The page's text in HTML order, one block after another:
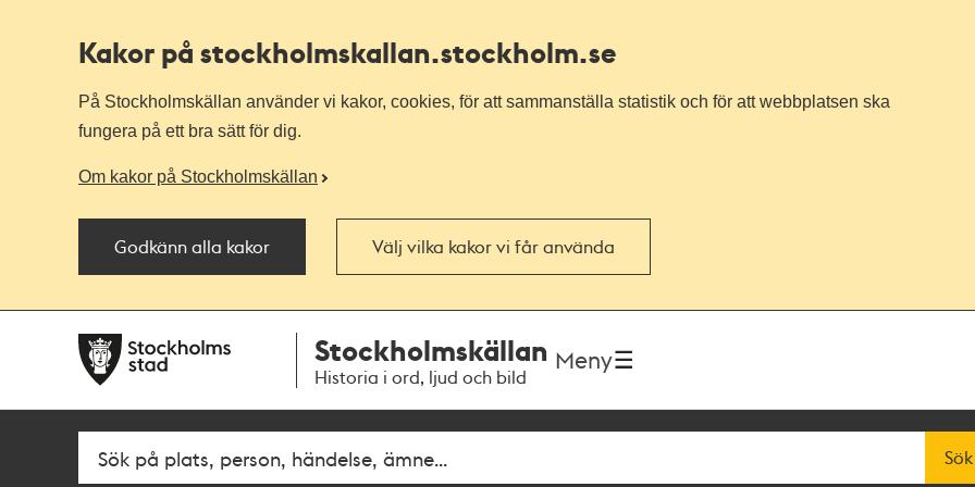
Kakor på stockholmskallan.stockholm.se
På Stockholmskällan använder vi kakor, cookies, för att sammanställa statistik och för att webbplatsen ska
fungera på ett bra sätt för dig.
Om kakor på Stockholmskällan
Godkänn alla kakor Välj vilka kakor vi får använda
navigationen
huvudinnehållet
Stockholmskällan
Historia i ord, ljud och bild
Meny
Fritextsök Sök